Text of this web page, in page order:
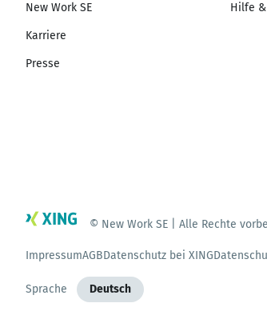
New Work SE
Karriere
Presse
Hilfe
© New Work SE | Alle Rechte
ImpressumAGBDatenschutz bei XING
Sprache Deutsch